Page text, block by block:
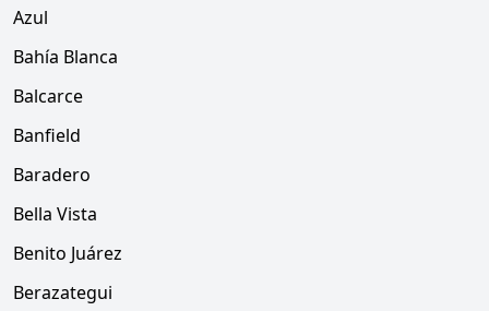
Azul
Bahía Blanca
Balcarce
Banfield
Baradero
Bella Vista
Benito Juárez
Berazategui